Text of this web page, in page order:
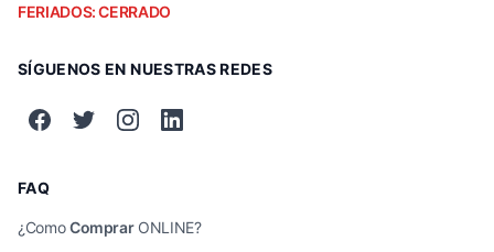
FERIADOS: CERRADO
SÍGUENOS EN NUESTRAS REDES
FAQ
¿ComoComprarONLINE?